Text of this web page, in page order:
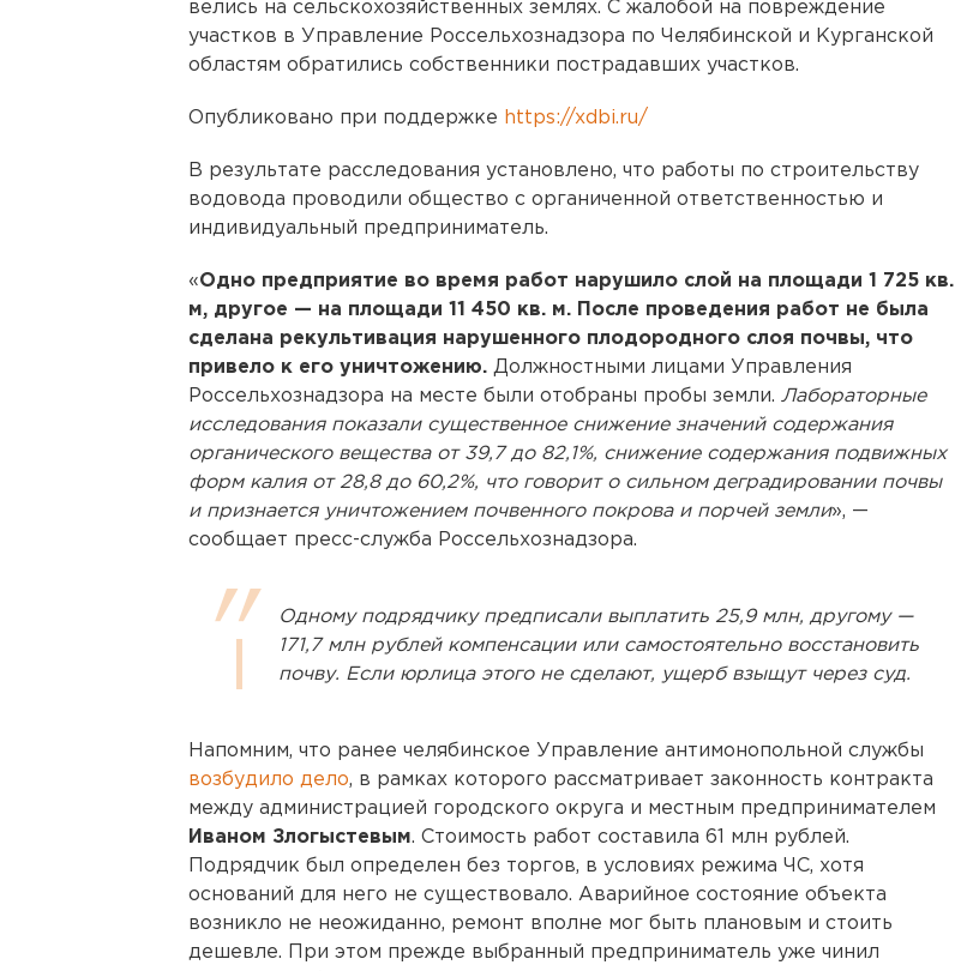
велись на сельскохозяйственных землях. С жалобой на повреждение
участков в Управление Россельхознадзора по Челябинской и Курганской
областям обратились собственники пострадавших участков.
Опубликовано при поддержке https://xdbi.ru/
В результате расследования установлено, что работы по строительству
водовода проводили общество с органиченной ответственностью и
индивидуальный предприниматель.
«Одно предприятие во время работ нарушило слой на площади 1 725 кв.
м, другое — на площади 11 450 кв. м. После проведения работ не была
сделана рекультивация нарушенного плодородного слоя почвы, что
привело к его уничтожению. Должностными лицами Управления
Россельхознадзора на месте были отобраны пробы земли. Лабораторные
исследования показали существенное снижение значений содержания
органического вещества от 39,7 до 82,1%, снижение содержания подвижных
форм калия от 28,8 до 60,2%, что говорит о сильном деградировании почвы
и признается уничтожением почвенного покрова и порчей земли», —
сообщает пресс-служба Россельхознадзора.
Одному подрядчику предписали выплатить 25,9 млн, другому —
171,7 млн рублей компенсации или самостоятельно восстановить
почву. Если юрлица этого не сделают, ущерб взыщут через суд.
Напомним, что ранее челябинское Управление антимонопольной службы
возбудило дело, в рамках которого рассматривает законность контракта
между администрацией городского округа и местным предпринимателем
Иваном Злогыстевым. Стоимость работ составила 61 млн рублей.
Подрядчик был определен без торгов, в условиях режима ЧС, хотя
оснований для него не существовало. Аварийное состояние объекта
возникло не неожиданно, ремонт вполне мог быть плановым и стоить
дешевле. При этом прежде выбранный предприниматель уже чинил